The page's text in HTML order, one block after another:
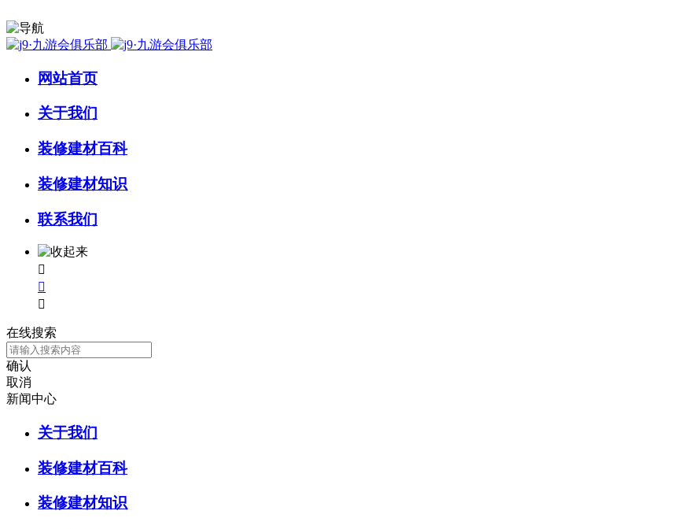
网站首页
关于我们
装修建材百科
装修建材知识
联系我们



在线搜索
确认
取消
新闻中心
关于我们
装修建材百科
装修建材知识